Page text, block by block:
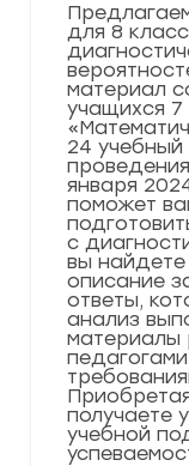
для 8
материал
учащихся 7
24
января
поможет
с
вы
описание
ответы,
анализ
материалы
получаете
учебной